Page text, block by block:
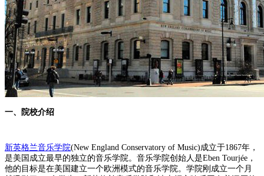
一、院校介绍
新英格兰音乐学院(New England Conservatory of Music)成立于1867年，
是美国成立最早的独立的音乐学院。音乐学院创始人是Eben Tourjée，
他的目标是在美国建立一个欧洲模式的音乐学院。学院刚成立一个月